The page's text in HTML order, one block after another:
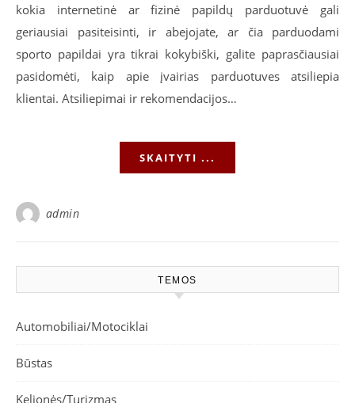
kokia internetinė ar fizinė papildų parduotuvė gali
geriausiai pasiteisinti, ir abejojate, ar čia parduodami
sporto papildai yra tikrai kokybiški, galite paprasčiausiai
pasidomėti, kaip apie įvairias parduotuves atsiliepia
klientai. Atsiliepimai ir rekomendacijos…
SKAITYTI ...
admin
TEMOS
Automobiliai/Motociklai
Būstas
Kelionės/Turizmas